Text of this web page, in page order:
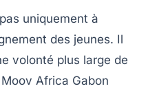
uniquement à
des jeunes. Il
volonté plus large de
Africa Gabon